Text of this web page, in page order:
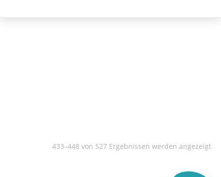
433–448 von 527 Ergebnissen werden angezeigt